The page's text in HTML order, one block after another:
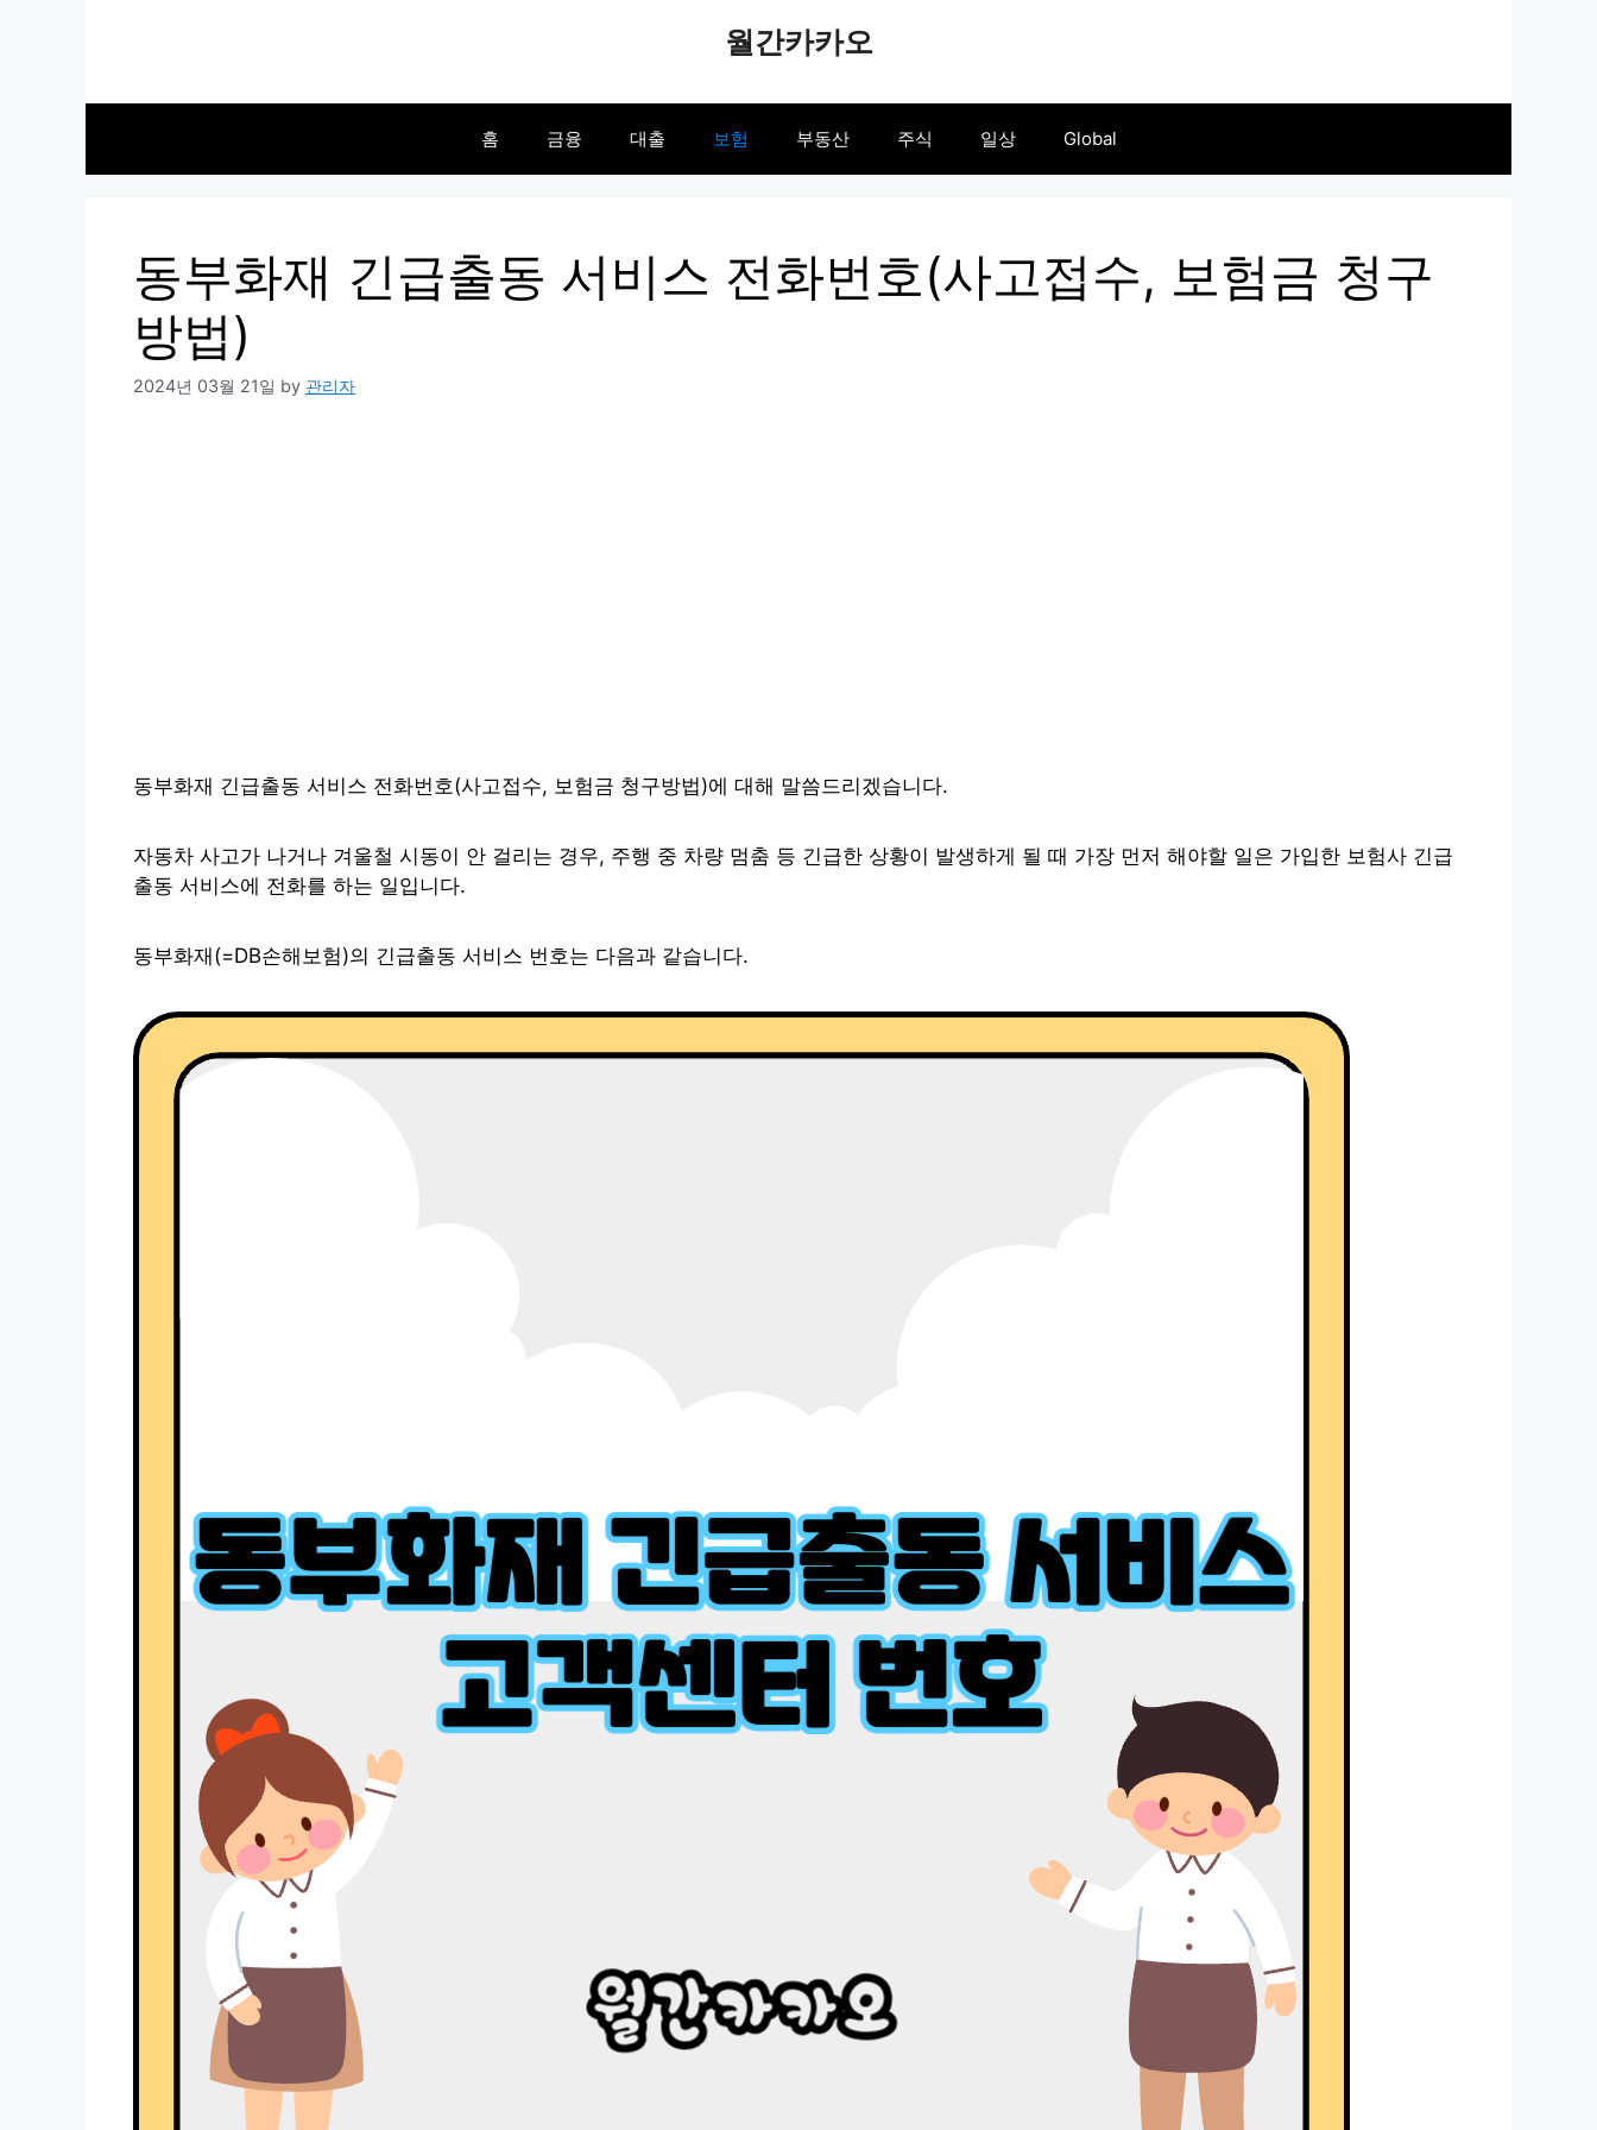
월간카카오
홈 금융 대출 보험 부동산 주식 일상 Global
동부화재 긴급출동 서비스 전화번호(사고접수, 보험금 청구
방법)
2024년 03월 21일 by 관리자
동부화재 긴급출동 서비스 전화번호(사고접수, 보험금 청구방법)에 대해 말씀드리겠습니다.
자동차 사고가 나거나 겨울철 시동이 안 걸리는 경우, 주행 중 차량 멈춤 등 긴급한 상황이 발생하게 될 때 가장 먼저 해야할 일은 가입한 보험사 긴급
출동 서비스에 전화를 하는 일입니다.
동부화재(=DB손해보험)의 긴급출동 서비스 번호는 다음과 같습니다.